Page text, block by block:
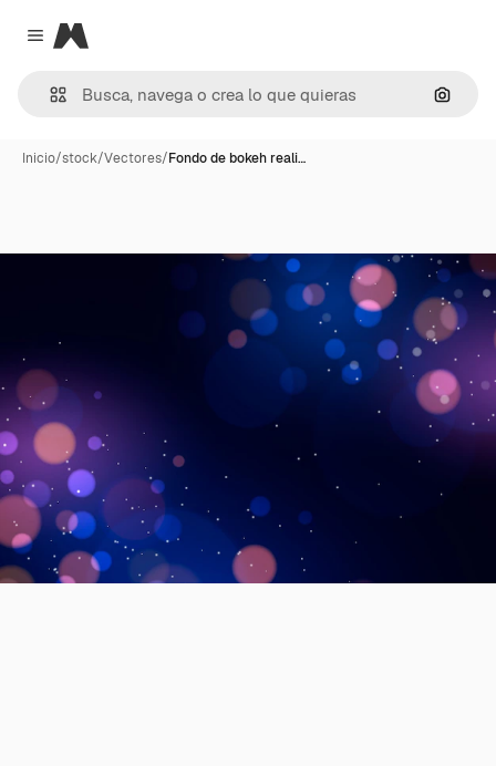
Close menu
Magnific
Inicio/stock/Vectores/Fondo de bokeh reali…